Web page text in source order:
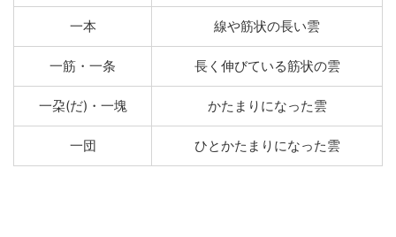
一本 線や筋状の長い雲
一筋・一条 長く伸びている筋状の雲
一朶(だ)・一塊 かたまりになった雲
一団 ひとかたまりになった雲